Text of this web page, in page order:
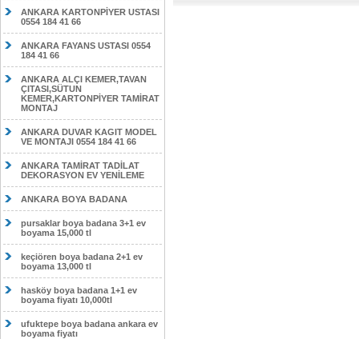
ANKARA KARTONPİYER USTASI
0554 184 41 66
ANKARA FAYANS USTASI 0554
184 41 66
ANKARA ALÇI KEMER,TAVAN
ÇITASI,SÜTUN
KEMER,KARTONPİYER TAMİRAT
MONTAJ
ANKARA DUVAR KAGIT MODEL
VE MONTAJI 0554 184 41 66
ANKARA TAMİRAT TADİLAT
DEKORASYON EV YENİLEME
ANKARA BOYA BADANA
pursaklar boya badana 3+1 ev
boyama 15,000 tl
keçiören boya badana 2+1 ev
boyama 13,000 tl
hasköy boya badana 1+1 ev
boyama fiyatı 10,000tl
ufuktepe boya badana ankara ev
boyama fiyatı